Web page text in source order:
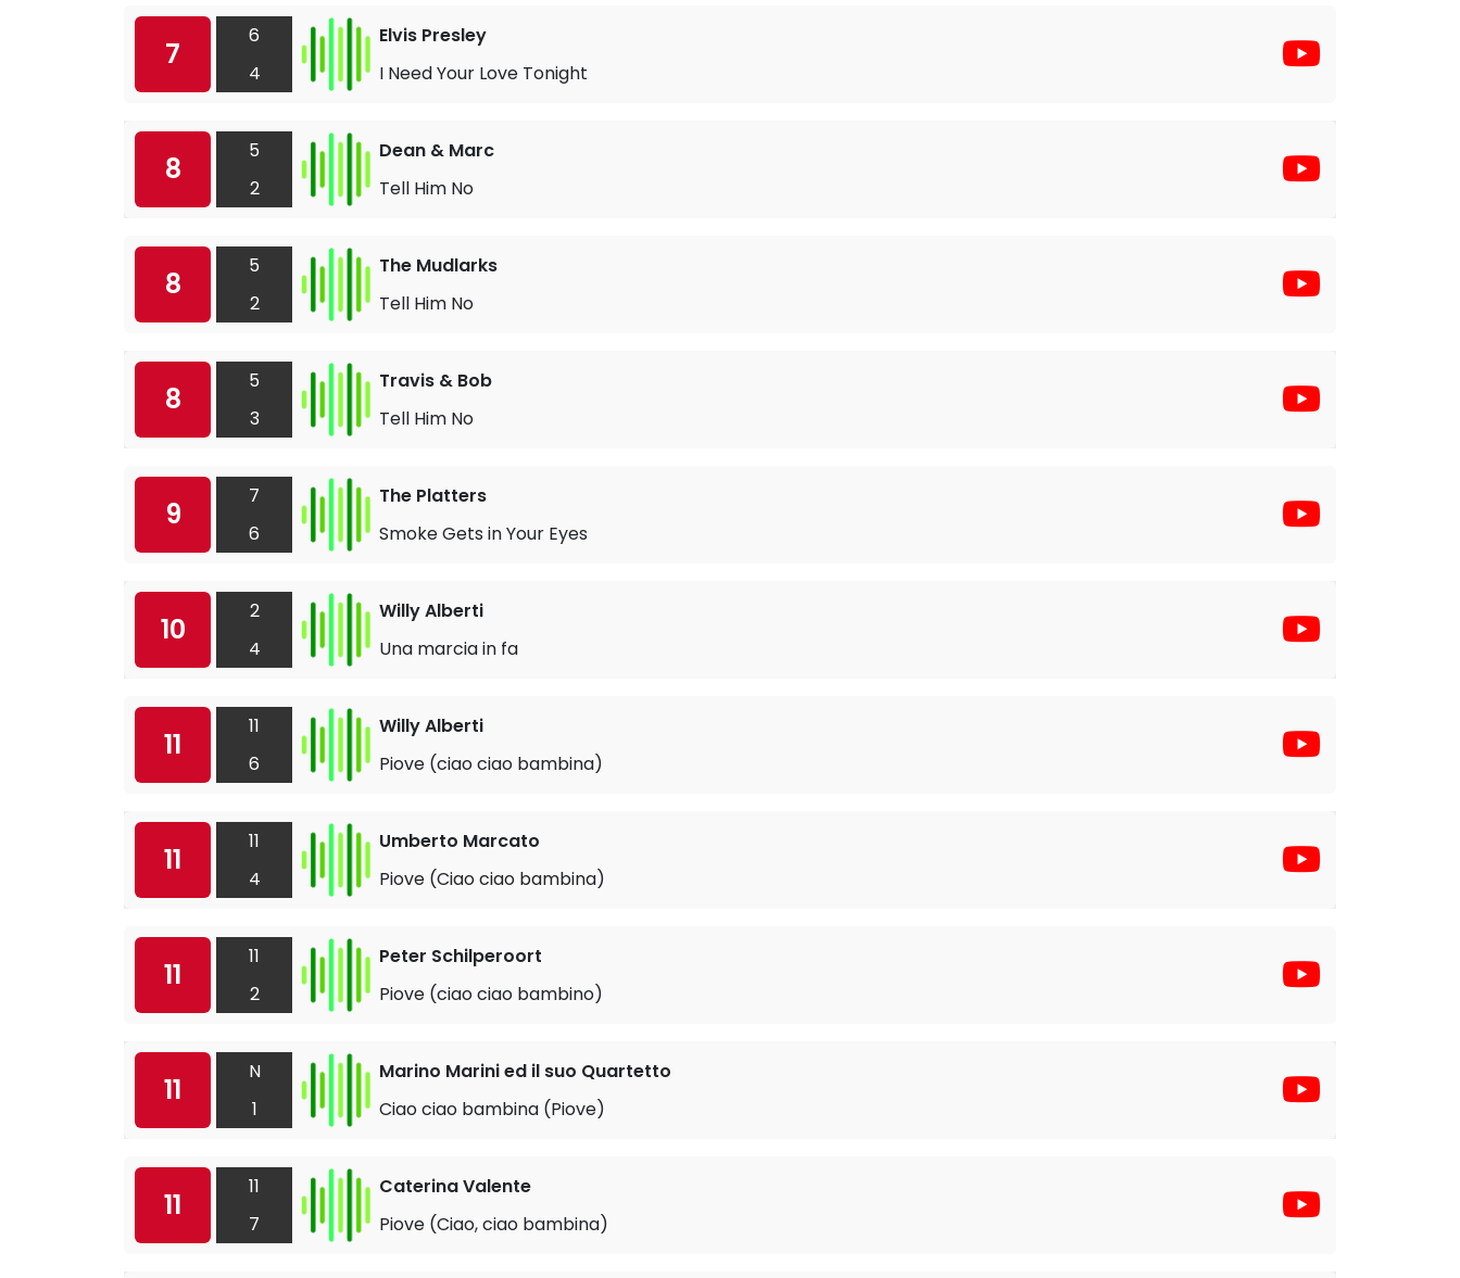
7
6
4
Elvis Presley
I Need Your Love Tonight
8
5
2
Dean & Marc
Tell Him No
8
5
2
The Mudlarks
Tell Him No
8
5
3
Travis & Bob
Tell Him No
9
7
6
The Platters
Smoke Gets in Your Eyes
10
2
4
Willy Alberti
Una marcia in fa
11
11
6
Willy Alberti
Piove (ciao ciao bambina)
11
11
4
Umberto Marcato
Piove (Ciao ciao bambina)
11
11
2
Peter Schilperoort
Piove (ciao ciao bambino)
11
N
1
Marino Marini ed il suo Quartetto
Ciao ciao bambina (Piove)
11
11
7
Caterina Valente
Piove (Ciao, ciao bambina)